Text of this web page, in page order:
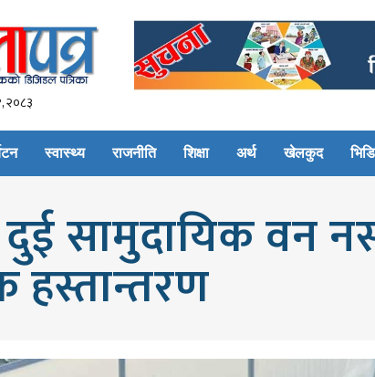
२०८३
स्वास्थ्य राजनीति शिक्षा अर्थ खेलकुद
सामुदायिक वन